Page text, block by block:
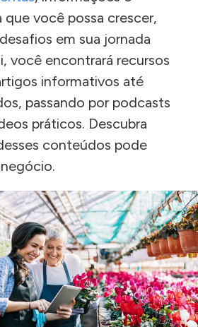
que você possa crescer,
em sua jornada
você encontrará recursos
informativos até
passando por podcasts
práticos. Descubra
conteúdos pode